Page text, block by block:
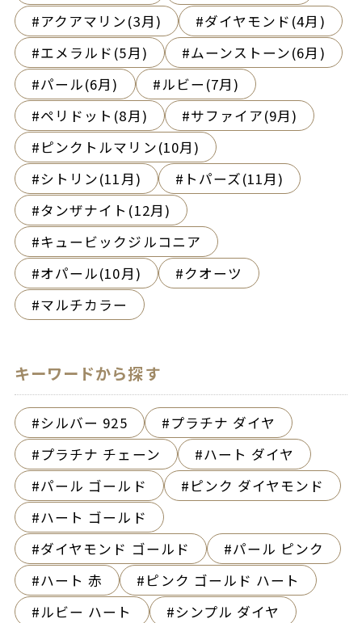
アクアマリン(3月)
ダイヤモンド(4月)
エメラルド(5月)
ムーンストーン(6月)
パール(6月)
ルビー(7月)
ペリドット(8月)
サファイア(9月)
ピンクトルマリン(10月)
シトリン(11月)
トパーズ(11月)
タンザナイト(12月)
キュービックジルコニア
オパール(10月)
クオーツ
マルチカラー
キーワードから探す
シルバー 925
プラチナ ダイヤ
プラチナ チェーン
ハート ダイヤ
パール ゴールド
ピンク ダイヤモンド
ハート ゴールド
ダイヤモンド ゴールド
パール ピンク
ハート 赤
ピンク ゴールド ハート
ルビー ハート
シンプル ダイヤ